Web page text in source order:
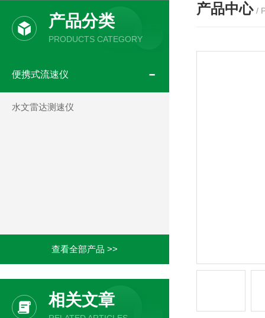
产品分类
PRODUCTS CATEGORY
便携式流速仪
水文雷达测速仪
查看全部产品 >>
相关文章
产品中心 /